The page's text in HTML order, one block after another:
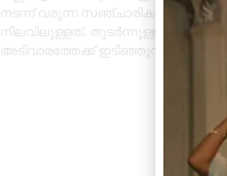
നടന്ന് വരുന്ന സഞ്ചാരികൾക്ക്
നിലവിലുള്ളത്. തുടർന്നുള്ള
അടിവാരത്തേക്ക് ഇടിഞ്ഞുവീഴാൻ